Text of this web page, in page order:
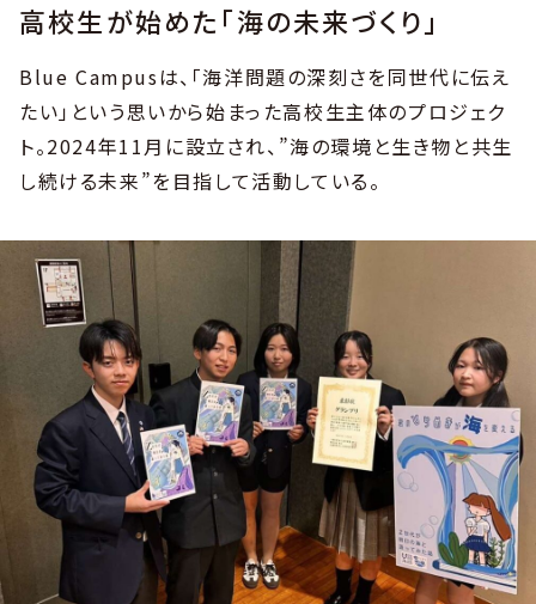
高校生が始めた「海の未来づくり」
Blue Campusは、「海洋問題の深刻さを同世代に伝え
たい」という思いから始まった高校生主体のプロジェク
ト。2024年11月に設立され、”海の環境と生き物と共生
し続ける未来”を目指して活動している。